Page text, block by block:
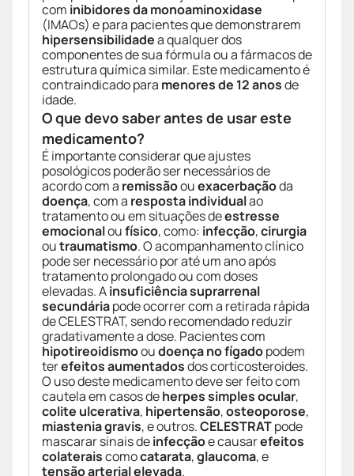
com inibidores da monoaminoxidase
(IMAOs) e para pacientes que demonstrarem
hipersensibilidadea qualquer dos
componentes de sua fórmula ou a fármacos de
estrutura química similar. Este medicamento é
contraindicado para menores de 12 anosde
idade.
O que devo saber antes de usar este
medicamento?
É importante considerar que ajustes
posológicos poderão ser necessários de
acordo com a remissãoouexacerbaçãoda
doença, com a resposta individualao
tratamento ou em situações deestresse
emocionaloufísico, como: infecção,cirurgia
outraumatismo. O acompanhamento clínico
pode ser necessário por até um ano após
tratamento prolongado ou com doses
elevadas. Ainsuficiência suprarrenal
secundáriapode ocorrer com a retirada rápida
de CELESTRAT, sendo recomendado reduzir
gradativamente a dose. Pacientes com
hipotireoidismooudoença no fígadopodem
terefeitos aumentadosdos corticosteroides.
O uso deste medicamento deve ser feito com
cautela em casos deherpes simples ocular,
colite ulcerativa, hipertensão,osteoporose,
miastenia gravis, e outros.CELESTRATpode
mascarar sinais deinfecçãoe causarefeitos
colateraiscomocatarata,glaucoma, e
tensão arterial elevada.